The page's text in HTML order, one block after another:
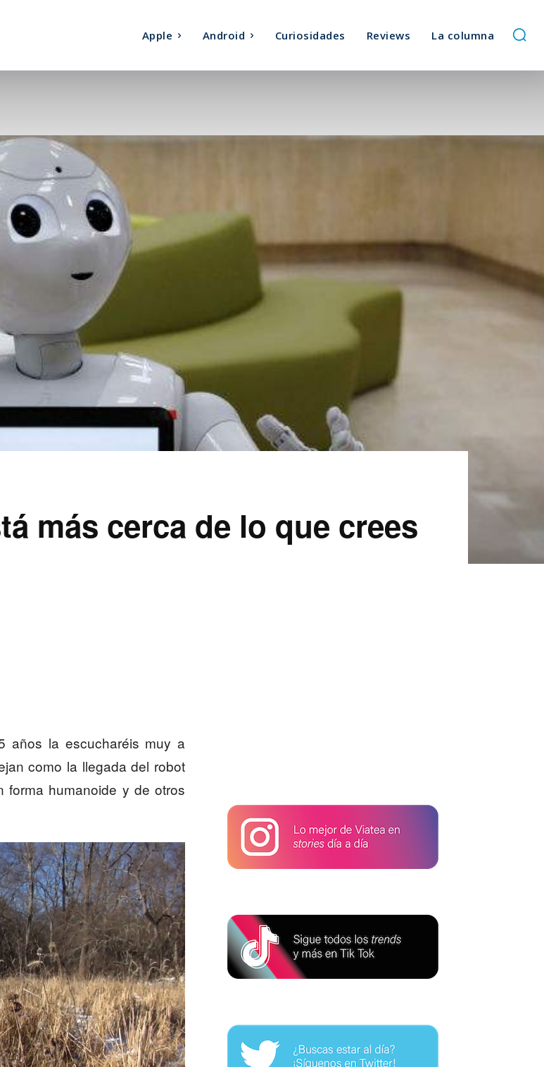
Apple Android Curiosidades Reviews La columna
más cerca de lo que crees
años la escucharéis muy a
como la llegada del robot
forma humanoide y de otros